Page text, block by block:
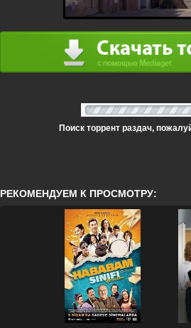
Поиск торрент раздач,
РЕКОМЕНДУЕМ К ПРОСМОТРУ: